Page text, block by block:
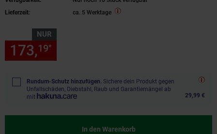
Lieferzeit:
ca. 5 Werktage
NUR
173,19*
Rundum-Schutz hinzufügen. Sichere dein Produkt gegen
Unfallschäden, Diebstahl, Raub und Garantiemängel ab
mit
29,99 €
In den Warenkorb